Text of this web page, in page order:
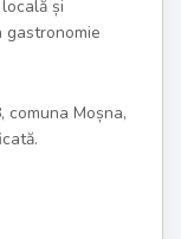
și
comuna Moșna,